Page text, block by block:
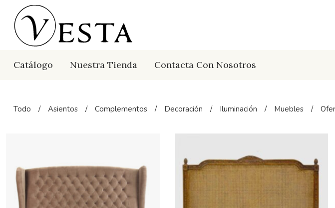
Catálogo Nuestra Tienda Contacta Con Nosotros
Todo / Asientos / Complementos / Decoración / Iluminación / Muebles /